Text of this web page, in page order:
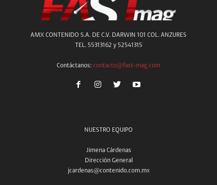
AMX CONTENIDO S.A. DE C.V. DARWIN 101 COL. ANZURES
TEL. 55313162 y 52541315
Contáctanos: contacto@fast-mag.com
NUESTRO EQUIPO
Jimena Cárdenas
Dirección General
jcardenas@contenido.com.mx